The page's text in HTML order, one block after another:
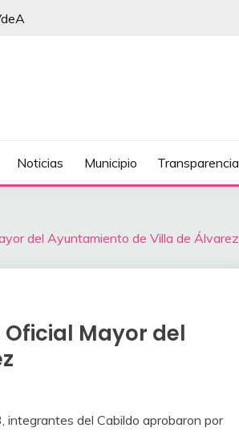
Noticias Municipio Transparencia
del Ayuntamiento de Villa de Álvarez
Mayor del
integrantes del Cabildo aprobaron por